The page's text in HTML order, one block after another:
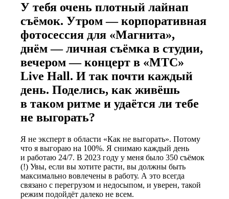
У тебя очень плотный лайнап
съёмок. Утром — корпоративная
фотосессия для «Магнита»,
днём — личная съёмка в студии,
вечером — концерт в «МТС»
Live Hall. И так почти каждый
день. Поделись, как живёшь
в таком ритме и удаётся ли тебе
не выгорать?
Я не эксперт в области «Как не выгорать». Потому
что я выгораю на 100%. Я снимаю каждый день
и работаю 24/7. В 2023 году у меня было 350 съёмок
(!) Увы, если вы хотите расти, вы должны быть
максимально вовлечены в работу. А это всегда
связано с перегрузом и недосыпом, и уверен, такой
режим подойдёт далеко не всем.